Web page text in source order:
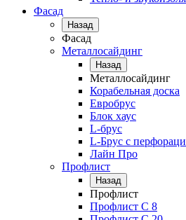
Фасад
Назад
Фасад
Металлосайдинг
Назад
Металлосайдинг
Корабельная доска
Евробрус
Блок хаус
L-брус
L-Брус с
Лайн Про
Профлист
Назад
Профлист
Профлист С 8